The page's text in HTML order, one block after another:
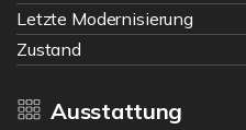
Letzte Modernisierung
Zustand
Ausstattung